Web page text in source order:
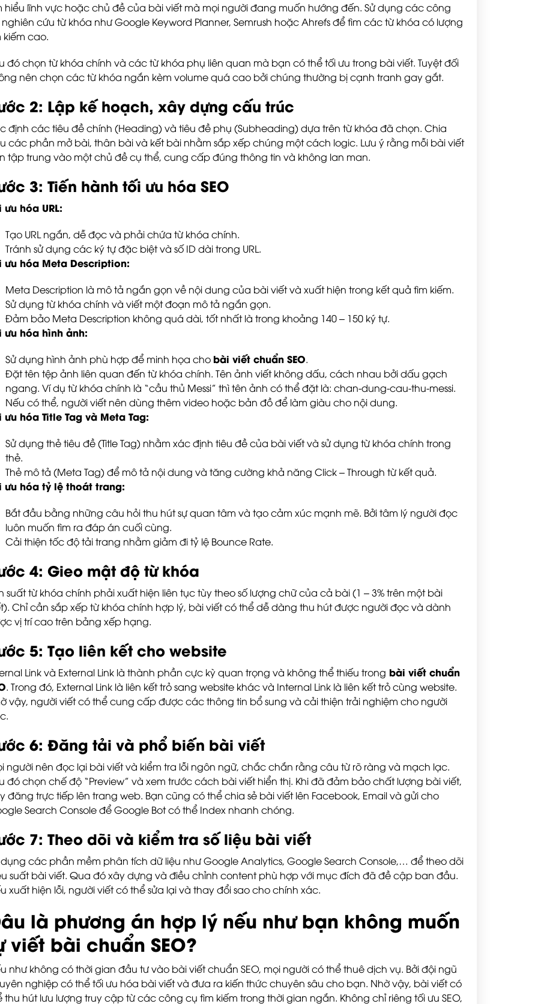
hiểu lĩnh vực hoặc chủ đề của bài viết mà mọi người đang muốn hướng đến. Sử dụng các công
cứu từ khóa như Google Keyword Planner, Semrush hoặc Ahrefs để tìm các từ khóa có lượng
kiếm cao.
đó chọn từ khóa chính và các từ khóa phụ liên quan mà bạn có thể tối ưu trong bài viết. Tuyệt đối
nên chọn các từ khóa ngắn kèm volume quá cao bởi chúng thường bị cạnh tranh gay gắt.
2: Lập kế hoạch, xây dựng cấu trúc
định các tiêu đề chính (Heading) và tiêu đề phụ (Subheading) dựa trên từ khóa đã chọn. Chia
các phần mở bài, thân bài và kết bài nhằm sắp xếp chúng một cách logic. Lưu ý rằng mỗi bài viết
tập trung vào một chủ đề cụ thể, cung cấp đúng thông tin và không lan man.
3: Tiến hành tối ưu hóa SEO
ưu hóa URL:
Tạo URL ngắn, dễ đọc và phải chứa từ khóa chính.
Tránh sử dụng các ký tự đặc biệt và số ID dài trong URL.
ưu hóa Meta Description:
Meta Description là mô tả ngắn gọn về nội dung của bài viết và xuất hiện trong kết quả tìm kiếm.
Sử dụng từ khóa chính và viết một đoạn mô tả ngắn gọn.
Đảm bảo Meta Description không quá dài, tốt nhất là trong khoảng 140 – 150 ký tự.
ưu hóa hình ảnh:
Sử dụng hình ảnh phù hợp để minh họa cho bài viết chuẩn SEO.
Đặt tên tệp ảnh liên quan đến từ khóa chính. Tên ảnh viết không dấu, cách nhau bởi dấu gạch
ngang. Ví dụ từ khóa chính là “cầu thủ Messi” thì tên ảnh có thể đặt là: chan-dung-cau-thu-messi.
Nếu có thể, người viết nên dùng thêm video hoặc bản đồ để làm giàu cho nội dung.
ưu hóa Title Tag và Meta Tag:
Sử dụng thẻ tiêu đề (Title Tag) nhằm xác định tiêu đề của bài viết và sử dụng từ khóa chính trong
thẻ.
Thẻ mô tả (Meta Tag) để mô tả nội dung và tăng cường khả năng Click – Through từ kết quả.
ưu hóa tỷ lệ thoát trang:
Bắt đầu bằng những câu hỏi thu hút sự quan tâm và tạo cảm xúc mạnh mẽ. Bởi tâm lý người đọc
luôn muốn tìm ra đáp án cuối cùng.
Cải thiện tốc độ tải trang nhằm giảm đi tỷ lệ Bounce Rate.
4: Gieo mật độ từ khóa
suất từ khóa chính phải xuất hiện liên tục tùy theo số lượng chữ của cả bài (1 – 3% trên một bài
Chỉ cần sắp xếp từ khóa chính hợp lý, bài viết có thể dễ dàng thu hút được người đọc và dành
vị trí cao trên bảng xếp hạng.
5: Tạo liên kết cho website
Link và External Link là thành phần cực kỳ quan trọng và không thể thiếu trong bài viết chuẩn
. Trong đó, External Link là liên kết trỏ sang website khác và Internal Link là liên kết trỏ cùng website.
vậy, người viết có thể cung cấp được các thông tin bổ sung và cải thiện trải nghiệm cho người
6: Đăng tải và phổ biến bài viết
người nên đọc lại bài viết và kiểm tra lỗi ngôn ngữ, chắc chắn rằng câu từ rõ ràng và mạch lạc.
đó chọn chế độ “Preview” và xem trước cách bài viết hiển thị. Khi đã đảm bảo chất lượng bài viết,
đăng trực tiếp lên trang web. Bạn cũng có thể chia sẻ bài viết lên Facebook, Email và gửi cho
Search Console để Google Bot có thể Index nhanh chóng.
7: Theo dõi và kiểm tra số liệu bài viết
dụng các phần mềm phân tích dữ liệu như Google Analytics, Google Search Console,… để theo dõi
suất bài viết. Qua đó xây dựng và điều chỉnh content phù hợp với mục đích đã đề cập ban đầu.
xuất hiện lỗi, người viết có thể sửa lại và thay đổi sao cho chính xác.
là phương án hợp lý nếu như bạn không muốn
viết bài chuẩn SEO?
như không có thời gian đầu tư vào bài viết chuẩn SEO, mọi người có thể thuê dịch vụ. Bởi đội ngũ
nghiệp có thể tối ưu hóa bài viết và đưa ra kiến thức chuyên sâu cho bạn. Nhờ vậy, bài viết có
thu hút lưu lượng truy cập từ các công cụ tìm kiếm trong thời gian ngắn. Không chỉ riêng tối ưu SEO,